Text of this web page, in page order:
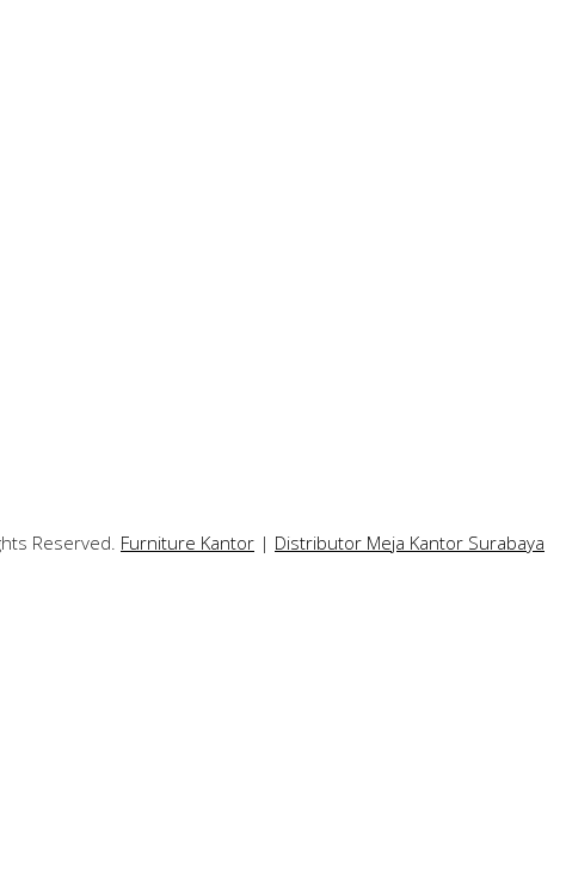
Reserved. Furniture Kantor | Distributor Meja Kantor Surabaya